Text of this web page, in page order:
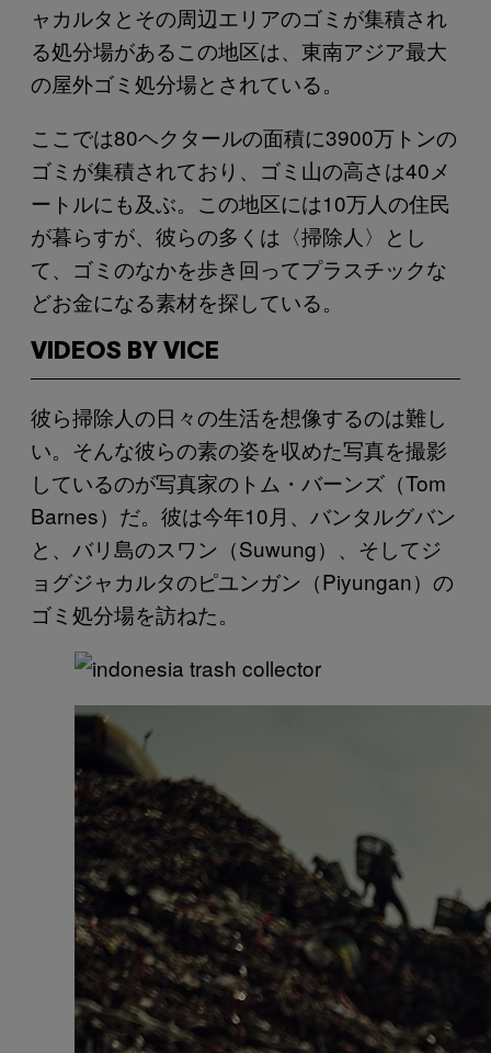
ャカルタとその周辺エリアのゴミが集積され
る処分場があるこの地区は、東南アジア最大
の屋外ゴミ処分場とされている。
ここでは80ヘクタールの面積に3900万トンの
ゴミが集積されており、ゴミ山の高さは40メ
ートルにも及ぶ。この地区には10万人の住民
が暮らすが、彼らの多くは〈掃除人〉とし
て、ゴミのなかを歩き回ってプラスチックな
どお金になる素材を探している。
VIDEOS BY VICE
彼ら掃除人の日々の生活を想像するのは難し
い。そんな彼らの素の姿を収めた写真を撮影
しているのが写真家のトム・バーンズ（Tom
Barnes）だ。彼は今年10月、バンタルグバン
と、バリ島のスワン（Suwung）、そしてジ
ョグジャカルタのピユンガン（Piyungan）の
ゴミ処分場を訪ねた。